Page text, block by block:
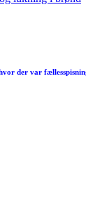
der var